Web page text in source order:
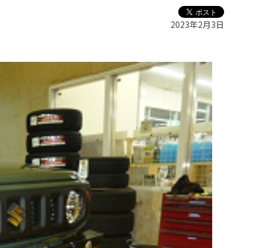
2023年2月3日